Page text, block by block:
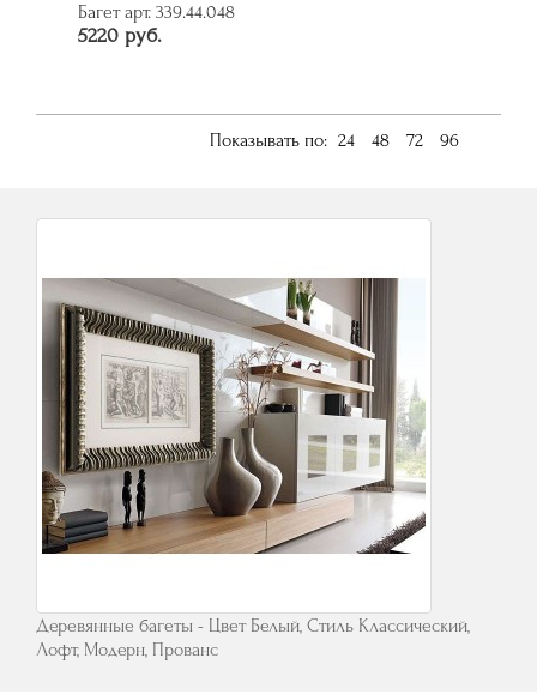
Багет арт. 339.44.048
5220 руб.
Показывать по: 24 48 72 96
Деревянные багеты - Цвет Белый, Стиль Классический,
Лофт, Модерн, Прованс